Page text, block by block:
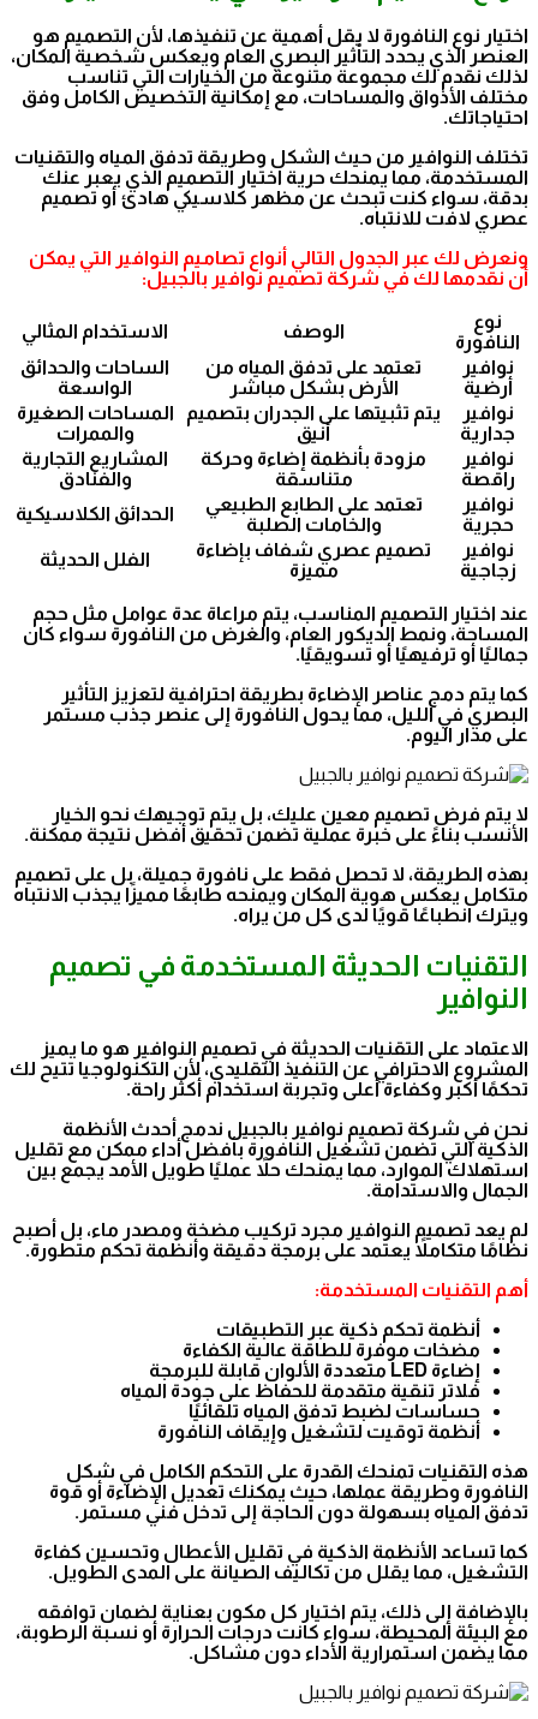
اختيار نوع النافورة لا يقل أهمية عن تنفيذها، لأن التصميم هو
العنصر الذي يحدد التأثير البصري العام ويعكس شخصية المكان،
لذلك نقدم لك مجموعة متنوعة من الخيارات التي تناسب
مختلف الأذواق والمساحات، مع إمكانية التخصيص الكامل وفق
احتياجاتك.
تختلف النوافير من حيث الشكل وطريقة تدفق المياه والتقنيات
المستخدمة، مما يمنحك حرية اختيار التصميم الذي يعبر عنك
بدقة، سواء كنت تبحث عن مظهر كلاسيكي هادئ أو تصميم
عصري لافت للانتباه.
ونعرض لك عبر الجدول التالي أنواع تصاميم النوافير التي يمكن
أن نقدمها لك في شركة تصميم نوافير بالجبيل:
نوع
النافورة
الوصف
الاستخدام المثالي
نوافير
أرضية
تعتمد على تدفق المياه من
الأرض بشكل مباشر
الساحات والحدائق
الواسعة
نوافير
جدارية
يتم تثبيتها على الجدران بتصميم
أنيق
المساحات الصغيرة
والممرات
نوافير
راقصة
مزودة بأنظمة إضاءة وحركة
متناسقة
المشاريع التجارية
والفنادق
نوافير
حجرية
تعتمد على الطابع الطبيعي
والخامات الصلبة
الحدائق الكلاسيكية
نوافير
زجاجية
تصميم عصري شفاف بإضاءة
مميزة
الفلل الحديثة
عند اختيار التصميم المناسب، يتم مراعاة عدة عوامل مثل حجم
المساحة، ونمط الديكور العام، والغرض من النافورة سواء كان
جماليًا أو ترفيهيًا أو تسويقيًا.
كما يتم دمج عناصر الإضاءة بطريقة احترافية لتعزيز التأثير
البصري في الليل، مما يحول النافورة إلى عنصر جذب مستمر
على مدار اليوم.
لا يتم فرض تصميم معين عليك، بل يتم توجيهك نحو الخيار
الأنسب بناءً على خبرة عملية تضمن تحقيق أفضل نتيجة ممكنة.
بهذه الطريقة، لا تحصل فقط على نافورة جميلة، بل على تصميم
متكامل يعكس هوية المكان ويمنحه طابعًا مميزًا يجذب الانتباه
ويترك انطباعًا قويًا لدى كل من يراه.
التقنيات الحديثة المستخدمة في تصميم
النوافير
الاعتماد على التقنيات الحديثة في تصميم النوافير هو ما يميز
المشروع الاحترافي عن التنفيذ التقليدي، لأن التكنولوجيا تتيح لك
تحكمًا أكبر وكفاءة أعلى وتجربة استخدام أكثر راحة.
نحن في شركة تصميم نوافير بالجبيل ندمج أحدث الأنظمة
الذكية التي تضمن تشغيل النافورة بأفضل أداء ممكن مع تقليل
استهلاك الموارد، مما يمنحك حلاً عمليًا طويل الأمد يجمع بين
الجمال والاستدامة.
لم يعد تصميم النوافير مجرد تركيب مضخة ومصدر ماء، بل أصبح
نظامًا متكاملاً يعتمد على برمجة دقيقة وأنظمة تحكم متطورة.
أهم التقنيات المستخدمة:
أنظمة تحكم ذكية عبر التطبيقات
مضخات موفرة للطاقة عالية الكفاءة
إضاءة LED متعددة الألوان قابلة للبرمجة
فلاتر تنقية متقدمة للحفاظ على جودة المياه
حساسات لضبط تدفق المياه تلقائيًا
أنظمة توقيت لتشغيل وإيقاف النافورة
هذه التقنيات تمنحك القدرة على التحكم الكامل في شكل
النافورة وطريقة عملها، حيث يمكنك تعديل الإضاءة أو قوة
تدفق المياه بسهولة دون الحاجة إلى تدخل فني مستمر.
كما تساعد الأنظمة الذكية في تقليل الأعطال وتحسين كفاءة
التشغيل، مما يقلل من تكاليف الصيانة على المدى الطويل.
بالإضافة إلى ذلك، يتم اختيار كل مكون بعناية لضمان توافقه
مع البيئة المحيطة، سواء كانت درجات الحرارة أو نسبة الرطوبة،
مما يضمن استمرارية الأداء دون مشاكل.